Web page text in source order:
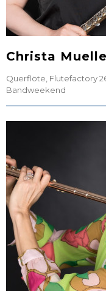
Christa
Querflöte Flutefactory
Bandweekend